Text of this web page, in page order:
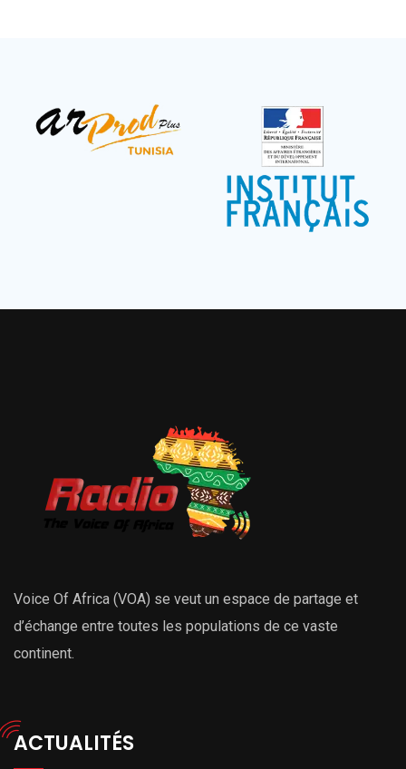
Voice Of Africa (VOA) se veut un espace de partage et
d’échange entre toutes les populations de ce vaste
continent.
ACTUALITÉS